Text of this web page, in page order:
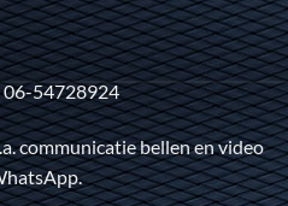
06-54728924
communicatie bellen en video